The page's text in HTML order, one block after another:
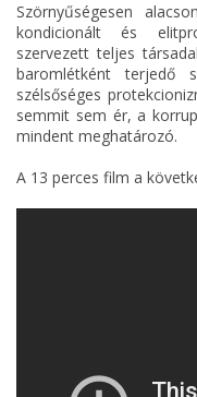
Szörnyűségesen
kondicionált és
szervezett teljes
baromlétként terjedő
szélsőséges
semmit sem ér, a
mindent meghatározó.
A 13 perces film a